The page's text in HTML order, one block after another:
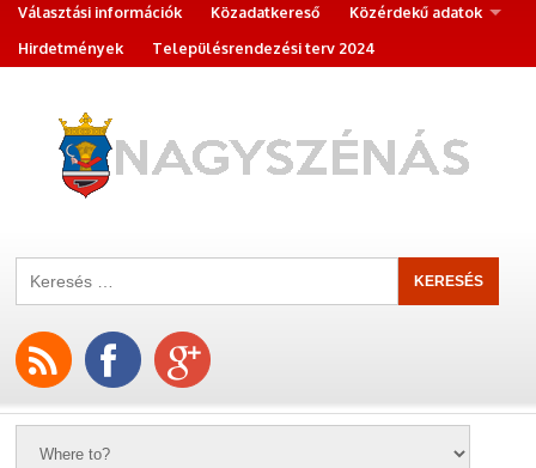
Választási információk
Közadatkereső
Közérdekű adatok
Hirdetmények
Településrendezési terv 2024